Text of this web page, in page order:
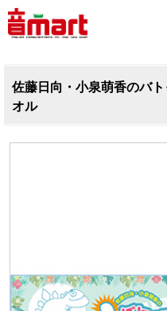
佐藤日向・小泉萌香のバ
オル